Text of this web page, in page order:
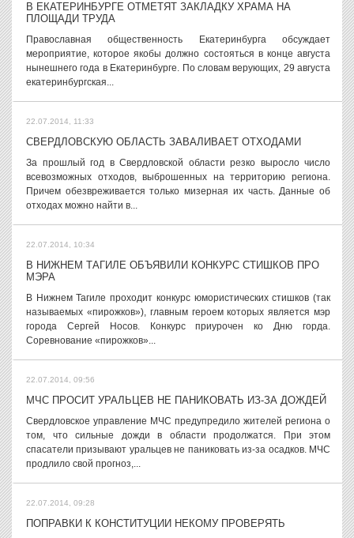
В ЕКАТЕРИНБУРГЕ ОТМЕТЯТ ЗАКЛАДКУ ХРАМА НА
ПЛОЩАДИ ТРУДА
Православная общественность Екатеринбурга обсуждает
мероприятие, которое якобы должно состояться в конце августа
нынешнего года в Екатеринбурге. По словам верующих, 29 августа
екатеринбургская...
22.07.2014, 11:33
СВЕРДЛОВСКУЮ ОБЛАСТЬ ЗАВАЛИВАЕТ ОТХОДАМИ
За прошлый год в Свердловской области резко выросло число
всевозможных отходов, выброшенных на территорию региона.
Причем обезвреживается только мизерная их часть. Данные об
отходах можно найти в...
22.07.2014, 10:34
В НИЖНЕМ ТАГИЛЕ ОБЪЯВИЛИ КОНКУРС СТИШКОВ ПРО
МЭРА
В Нижнем Тагиле проходит конкурс юмористических стишков (так
называемых «пирожков»), главным героем которых является мэр
города Сергей Носов. Конкурс приурочен ко Дню горда.
Соревнование «пирожков»...
22.07.2014, 09:56
МЧС ПРОСИТ УРАЛЬЦЕВ НЕ ПАНИКОВАТЬ ИЗ-ЗА ДОЖДЕЙ
Свердловское управление МЧС предупредило жителей региона о
том, что сильные дожди в области продолжатся. При этом
спасатели призывают уральцев не паниковать из-за осадков. МЧС
продлило свой прогноз,...
22.07.2014, 09:28
ПОПРАВКИ К КОНСТИТУЦИИ НЕКОМУ ПРОВЕРЯТЬ